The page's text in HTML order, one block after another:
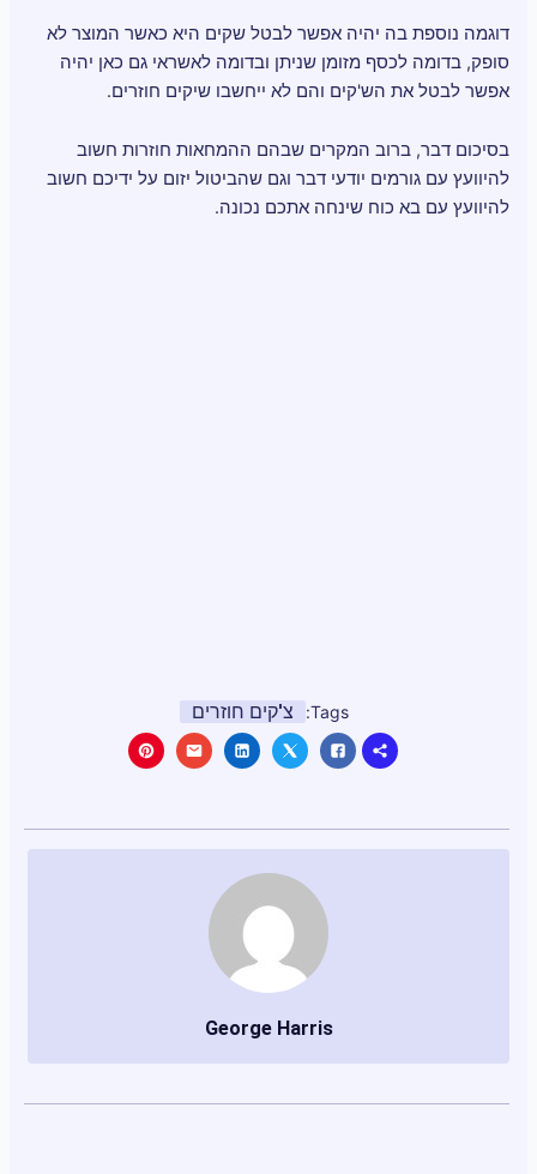
דוגמה נוספת בה יהיה אפשר לבטל שקים היא כאשר המוצר לא
סופק, בדומה לכסף מזומן שניתן ובדומה לאשראי גם כאן יהיה
אפשר לבטל את הש'קים והם לא ייחשבו שיקים חוזרים.
בסיכום דבר, ברוב המקרים שבהם ההמחאות חוזרות חשוב
להיוועץ עם גורמים יודעי דבר וגם שהביטול יזום על ידיכם חשוב
להיוועץ עם בא כוח שינחה אתכם נכונה.
Tags: צ'קים חוזרים
George Harris